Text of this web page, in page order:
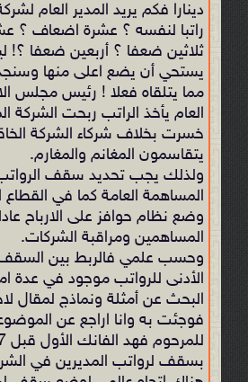
دينارا فكم يريد المدير العام
راتبا لنفسه ؟ عشرة اضعاف ؟
ثلاثين ضعفا ؟ أربعين ضعفا ؟!
يستحي أن يضع اعلى منها وسنجد
مما يتلقاه فعلا ! رئيس مجلس
العام يأخذ الراتب ربحت الشركة
خسرت بخلاف شركاء الشركة
يتقاسمون المغانم والمغارم.
ولذلك يجب تحديد سقف
المساهمة العامة كما في القطاع
وضع نظام حوافز على الارباح
المساهمين ومراقبة الشركات.
وحسب علمي فالربط بين السقف
الأدنى للرواتب موجود في عدة
البحث عن أمثلة ونماذج لمقال
فوجئت به وانا اراجع عن
بسقف لرواتب المديرين في